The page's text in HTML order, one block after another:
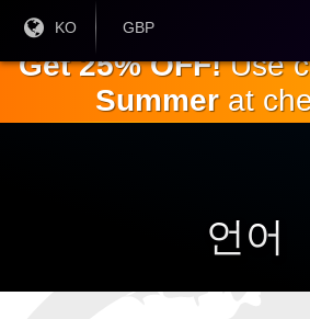
내
용
으
현재
KO
현재 통
GBP
Get 25% OFF!Use
Summerat
언어